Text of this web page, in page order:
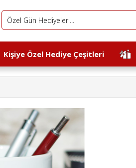
Kişiye Özel Hediye Çeşitleri